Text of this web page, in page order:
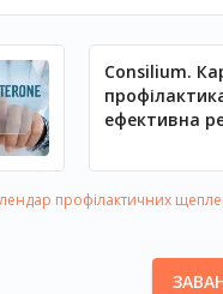
Consilium.
ефективна
профілактичних